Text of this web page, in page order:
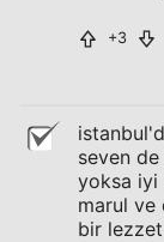
+3
seven
yoksa iyi
marul ve
bir